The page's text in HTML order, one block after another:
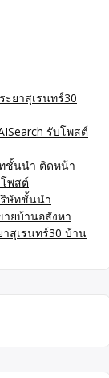
ยาสุเรนทร์30
รับโพสต์
ชั้นนำ ติดหน้า
พสต์
ษัทชั้นนำ
ายบ้านอสังหา
สุเรนทร์30 บ้าน